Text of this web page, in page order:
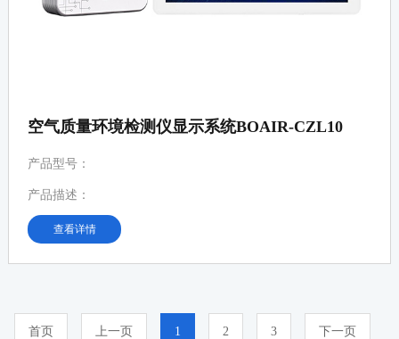
空气质量环境检测仪显示系统BOAIR-CZL10
产品型号：
产品描述：
查看详情
首页 上一页 1 2 3 下一页